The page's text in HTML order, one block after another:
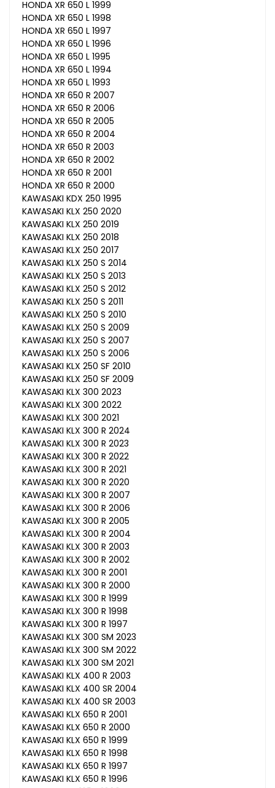
HONDA XR 650 L 1999
HONDA XR 650 L 1998
HONDA XR 650 L 1997
HONDA XR 650 L 1996
HONDA XR 650 L 1995
HONDA XR 650 L 1994
HONDA XR 650 L 1993
HONDA XR 650 R 2007
HONDA XR 650 R 2006
HONDA XR 650 R 2005
HONDA XR 650 R 2004
HONDA XR 650 R 2003
HONDA XR 650 R 2002
HONDA XR 650 R 2001
HONDA XR 650 R 2000
KAWASAKI KDX 250 1995
KAWASAKI KLX 250 2020
KAWASAKI KLX 250 2019
KAWASAKI KLX 250 2018
KAWASAKI KLX 250 2017
KAWASAKI KLX 250 S 2014
KAWASAKI KLX 250 S 2013
KAWASAKI KLX 250 S 2012
KAWASAKI KLX 250 S 2011
KAWASAKI KLX 250 S 2010
KAWASAKI KLX 250 S 2009
KAWASAKI KLX 250 S 2007
KAWASAKI KLX 250 S 2006
KAWASAKI KLX 250 SF 2010
KAWASAKI KLX 250 SF 2009
KAWASAKI KLX 300 2023
KAWASAKI KLX 300 2022
KAWASAKI KLX 300 2021
KAWASAKI KLX 300 R 2024
KAWASAKI KLX 300 R 2023
KAWASAKI KLX 300 R 2022
KAWASAKI KLX 300 R 2021
KAWASAKI KLX 300 R 2020
KAWASAKI KLX 300 R 2007
KAWASAKI KLX 300 R 2006
KAWASAKI KLX 300 R 2005
KAWASAKI KLX 300 R 2004
KAWASAKI KLX 300 R 2003
KAWASAKI KLX 300 R 2002
KAWASAKI KLX 300 R 2001
KAWASAKI KLX 300 R 2000
KAWASAKI KLX 300 R 1999
KAWASAKI KLX 300 R 1998
KAWASAKI KLX 300 R 1997
KAWASAKI KLX 300 SM 2023
KAWASAKI KLX 300 SM 2022
KAWASAKI KLX 300 SM 2021
KAWASAKI KLX 400 R 2003
KAWASAKI KLX 400 SR 2004
KAWASAKI KLX 400 SR 2003
KAWASAKI KLX 650 R 2001
KAWASAKI KLX 650 R 2000
KAWASAKI KLX 650 R 1999
KAWASAKI KLX 650 R 1998
KAWASAKI KLX 650 R 1997
KAWASAKI KLX 650 R 1996